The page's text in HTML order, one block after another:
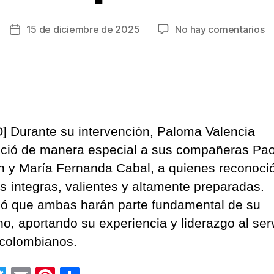
Fecha15 de diciembre de 2025 No hay comentariosen
Durante su intervención, Paloma Valencia
de manera especial a sus compañeras
y María Fernanda Cabal, a quienes
íntegras, valientes y altamente preparadas.
que ambas harán parte fundamental de su
aportando su experiencia y liderazgo al